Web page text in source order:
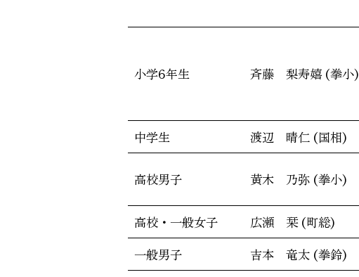
小学6年生 斉藤 梨寿嬉 (拳小)
中学生
渡辺 晴仁 (国相)
高校男子 黄木 乃弥 (拳小)
高校・一般女子
広瀬 栞 (町総)
一般男子
吉本 竜太 (拳鈴)